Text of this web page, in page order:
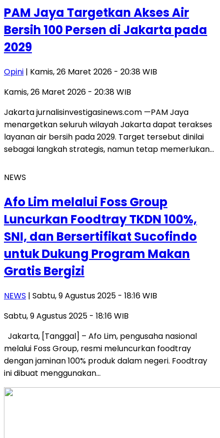
PAM Jaya Targetkan Akses Air
Bersih 100 Persen di Jakarta pada
2029
Opini | Kamis, 26 Maret 2026 - 20:38 WIB
Kamis, 26 Maret 2026 - 20:38 WIB
Jakarta jurnalisinvestigasinews.com —PAM Jaya
menargetkan seluruh wilayah Jakarta dapat terakses
layanan air bersih pada 2029. Target tersebut dinilai
sebagai langkah strategis, namun tetap memerlukan…
NEWS
Afo Lim melalui Foss Group
Luncurkan Foodtray TKDN 100%,
SNI, dan Bersertifikat Sucofindo
untuk Dukung Program Makan
Gratis Bergizi
NEWS | Sabtu, 9 Agustus 2025 - 18:16 WIB
Sabtu, 9 Agustus 2025 - 18:16 WIB
Jakarta, [Tanggal] – Afo Lim, pengusaha nasional
melalui Foss Group, resmi meluncurkan foodtray
dengan jaminan 100% produk dalam negeri. Foodtray
ini dibuat menggunakan…